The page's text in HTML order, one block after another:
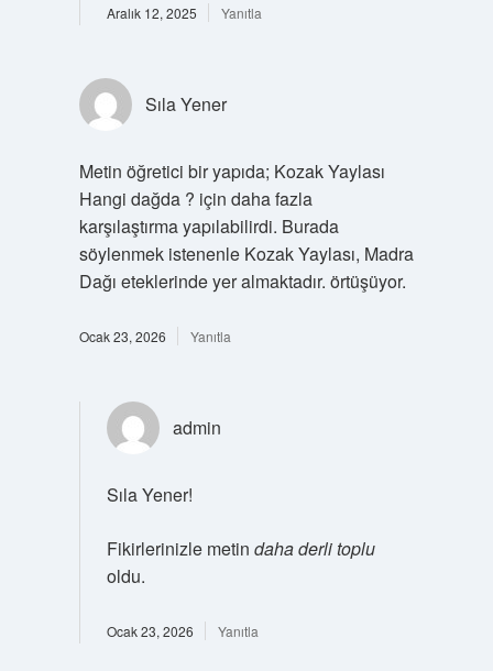
Aralık 12, 2025 Yanıtla
Sıla Yener
Metin öğretici bir yapıda; Kozak Yaylası
Hangi dağda ? için daha fazla
karşılaştırma yapılabilirdi. Burada
söylenmek istenenle Kozak Yaylası, Madra
Dağı eteklerinde yer almaktadır. örtüşüyor.
Ocak 23, 2026 Yanıtla
admin
Sıla Yener!
Fikirlerinizle metin daha derli toplu
oldu.
Ocak 23, 2026 Yanıtla